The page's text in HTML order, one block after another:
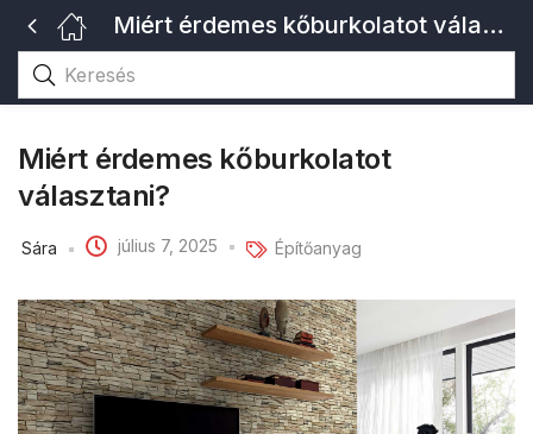
Miért érdemes kőburkolatot választani?
Miért érdemes kőburkolatot
választani?
Sára július 7, 2025 Építőanyag